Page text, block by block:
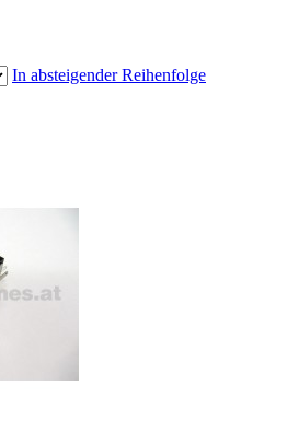
In absteigender Reihenfolge